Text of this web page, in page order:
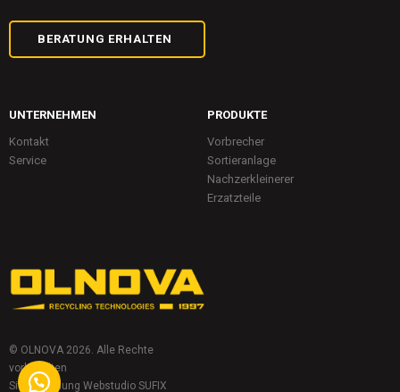
BERATUNG ERHALTEN
UNTERNEHMEN
Kontakt
Service
PRODUKTE
Vorbrecher
Sortieranlage
Nachzerkleinerer
Erzatzteile
© OLNOVA 2026. Alle Rechte
vorbehalten
Site-Erstellung Webstudio SUFIX